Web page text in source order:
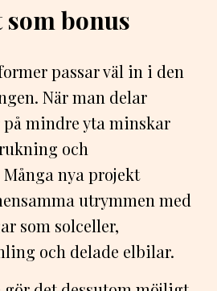
bonus
passar väl in i den
När man delar
på mindre yta minskar
och
nya projekt
utrymmen med
som solceller,
och delade elbilar.